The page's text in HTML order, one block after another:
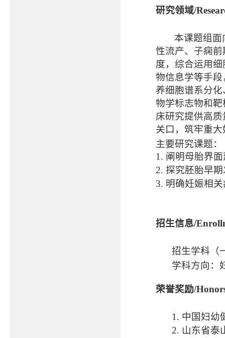
研究领域/
本课题组面
性流产、子痫
度，综合运用
物信息学等手
养细胞谱系分
物学标志物和
床研究提供高
关口，筑牢重
主要研究课题：
1. 阐明母胎界
2. 探究胚胎早
3. 明确妊娠相
招生信息/
招生学科（
学科方向：
荣誉奖励/
1. 中国妇幼
2. 山东省泰